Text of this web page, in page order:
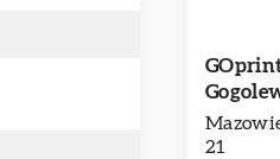
21